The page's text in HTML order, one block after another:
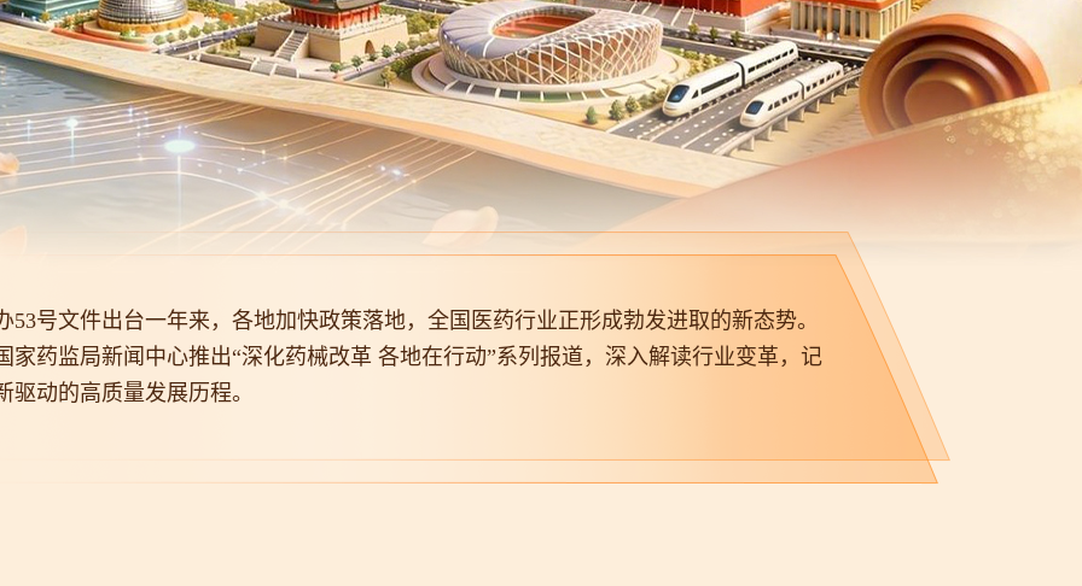
53号文件出台一年来，各地加快政策落地，全国医药行业正形成勃发进取的新态势。
家药监局新闻中心推出“深化药械改革 各地在行动”系列报道，深入解读行业变革，记
驱动的高质量发展历程。